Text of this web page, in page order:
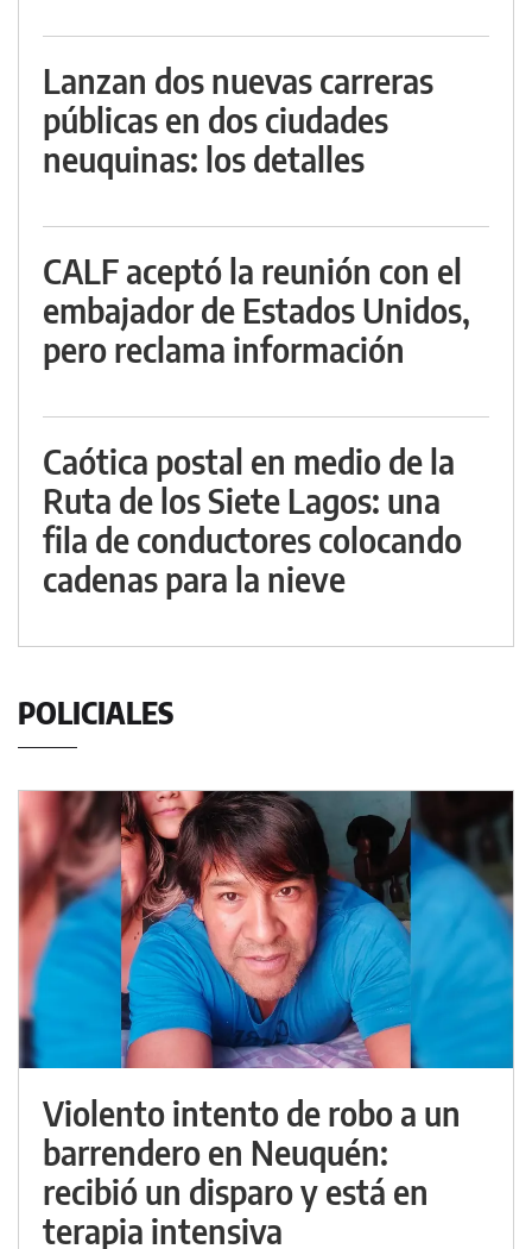
Lanzan dos nuevas carreras
públicas en dos ciudades
neuquinas: los detalles
CALF aceptó la reunión con el
embajador de Estados Unidos,
pero reclama información
Caótica postal en medio de la
Ruta de los Siete Lagos: una
fila de conductores colocando
cadenas para la nieve
POLICIALES
Violento intento de robo a un
barrendero en Neuquén:
recibió un disparo y está en
terapia intensiva